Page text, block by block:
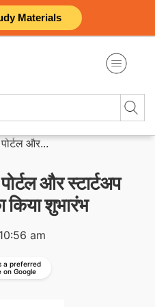
Materials
और...
और स्टार्टअप
शुभारंभ
am
a preferred
on Google